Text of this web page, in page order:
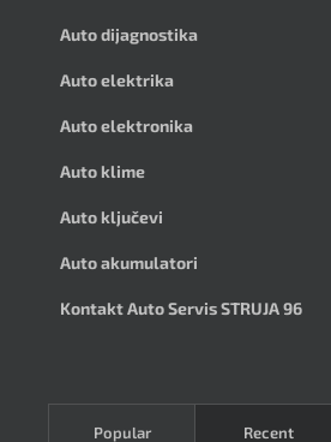
Auto dijagnostika
Auto elektrika
Auto elektronika
Auto klime
Auto ključevi
Auto akumulatori
Kontakt Auto Servis STRUJA 96
Popular Recent